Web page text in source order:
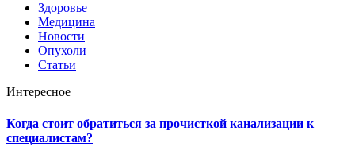
Здоровье
Медицина
Новости
Опухоли
Статьи
Интересное
Когда стоит обратиться за прочисткой канализации к
специалистам?